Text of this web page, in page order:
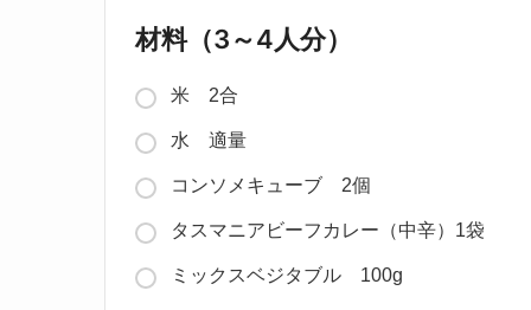
材料（3～4人分）
米 2合
水 適量
コンソメキューブ 2個
タスマニアビーフカレー（中辛）1袋
ミックスベジタブル 100g